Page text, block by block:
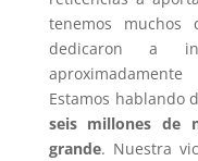
tenemos muchos
dedicaron a
Estamos hablando
seis millones de
grande. Nuestra